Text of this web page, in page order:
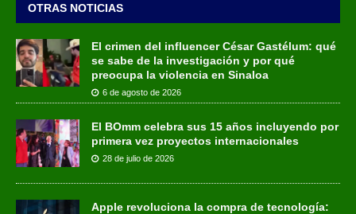
OTRAS NOTICIAS
El crimen del influencer César Gastélum: qué
se sabe de la investigación y por qué
preocupa la violencia en Sinaloa
6 de agosto de 2026
El BOmm celebra sus 15 años incluyendo por
primera vez proyectos internacionales
28 de julio de 2026
Apple revoluciona la compra de tecnología: